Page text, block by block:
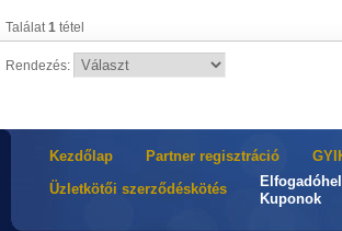
Találat1 tétel
Rendezés:
Kezdőlap Partner regisztráció
Üzletkötői szerződéskötés
Kuponok